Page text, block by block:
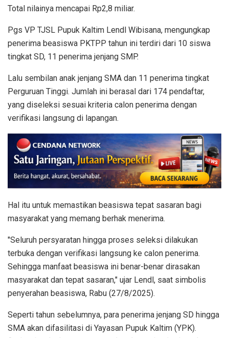
Total nilainya mencapai Rp2,8 miliar.
Pgs VP TJSL Pupuk Kaltim Lendl Wibisana, mengungkap
penerima beasiswa PKTPP tahun ini terdiri dari 10 siswa
tingkat SD, 11 penerima jenjang SMP.
Lalu sembilan anak jenjang SMA dan 11 penerima tingkat
Perguruan Tinggi. Jumlah ini berasal dari 174 pendaftar,
yang diseleksi sesuai kriteria calon penerima dengan
verifikasi langsung di lapangan.
Hal itu untuk memastikan beasiswa tepat sasaran bagi
masyarakat yang memang berhak menerima.
"Seluruh persyaratan hingga proses seleksi dilakukan
terbuka dengan verifikasi langsung ke calon penerima.
Sehingga manfaat beasiswa ini benar-benar dirasakan
masyarakat dan tepat sasaran," ujar Lendl, saat simbolis
penyerahan beasiswa, Rabu (27/8/2025).
Seperti tahun sebelumnya, para penerima jenjang SD hingga
SMA akan difasilitasi di Yayasan Pupuk Kaltim (YPK).